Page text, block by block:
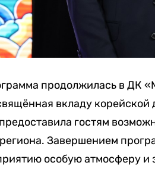
продолжилась в ДК
вкладу
гостям
Завершением
особую атмосферу и